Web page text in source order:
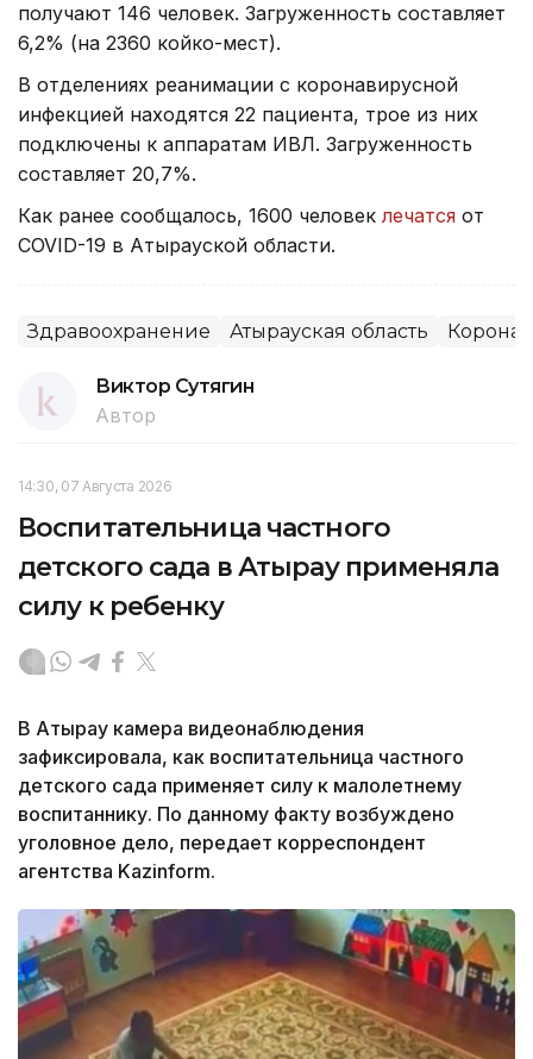
получают 146 человек. Загруженность составляет
6,2% (на 2360 койко-мест).
В отделениях реанимации с коронавирусной
инфекцией находятся 22 пациента, трое из них
подключены к аппаратам ИВЛ. Загруженность
составляет 20,7%.
Как ранее сообщалось, 1600 человек лечатся от
COVID-19 в Атырауской области.
Здравоохранение Атырауская область
Виктор Сутягин
Автор
14:30, 07 Августа 2026
Воспитательница частного
детского сада в Атырау применяла
силу к ребенку
В Атырау камера видеонаблюдения
зафиксировала, как воспитательница частного
детского сада применяет силу к малолетнему
воспитаннику. По данному факту возбуждено
уголовное дело, передает корреспондент
агентства Kazinform.